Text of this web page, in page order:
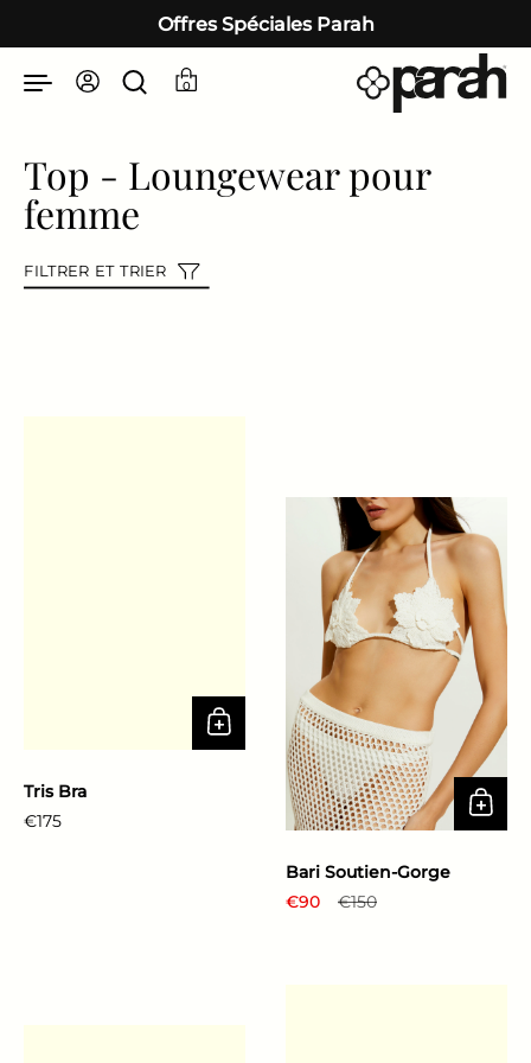
Offres Spéciales Parah
0
Top - Loungewear pour
femme
FILTRER ET TRIER
Tris Bra
Prix régulier
€175
Bari Soutien-Gorge
Prix régulier
€90 Prix de solde
€150